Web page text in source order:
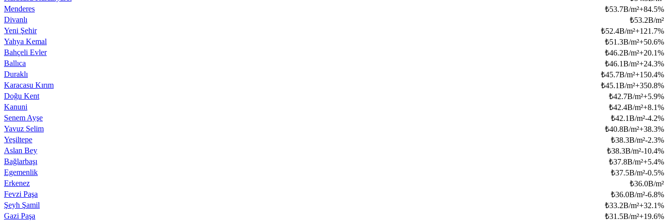
Menderes
₺53.7B/m²+84.5%
Divanlı
₺53.2B/m²
Yeni Şehir
₺52.4B/m²+121.7%
Yahya Kemal
₺51.3B/m²+50.6%
Bahçeli Evler
₺46.2B/m²+20.1%
Ballıca
₺46.1B/m²+24.3%
Duraklı
₺45.7B/m²+150.4%
Karacasu Kırım
₺45.1B/m²+350.8%
Doğu Kent
₺42.7B/m²+5.9%
Kanuni
₺42.4B/m²+8.1%
Senem Ayşe
₺42.1B/m²-4.2%
Yavuz Selim
₺40.8B/m²+38.3%
Yeşiltepe
₺38.3B/m²-2.3%
Aslan Bey
₺38.3B/m²-10.4%
Bağlarbaşı
₺37.8B/m²+5.4%
Egemenlik
₺37.5B/m²-0.5%
Erkenez
₺36.0B/m²
Fevzi Paşa
₺36.0B/m²-6.8%
Şeyh Şamil
₺33.2B/m²+32.1%
Gazi Paşa
₺31.5B/m²+19.6%